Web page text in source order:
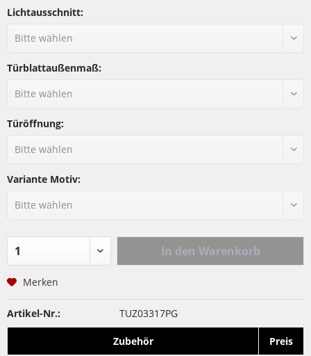
Lichtausschnitt:
Türblattaußenmaß:
Türöffnung:
Variante Motiv:
In den Warenkorb
Merken
Artikel-Nr.: TUZ03317PG
Zubehör
Preis